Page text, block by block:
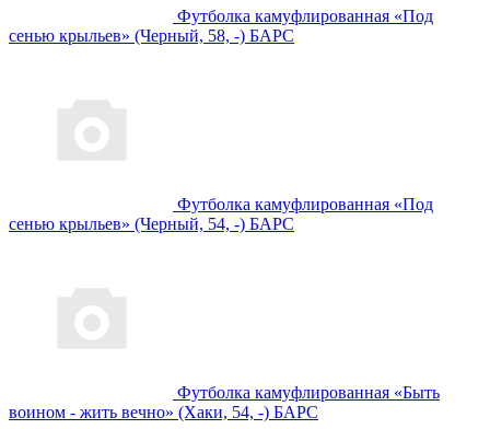
Футболка камуфлированная «Под
сенью крыльев» (Черный, 58, -) БАРС
Футболка камуфлированная «Под
сенью крыльев» (Черный, 54, -) БАРС
Футболка камуфлированная «Быть
воином - жить вечно» (Хаки, 54, -) БАРС